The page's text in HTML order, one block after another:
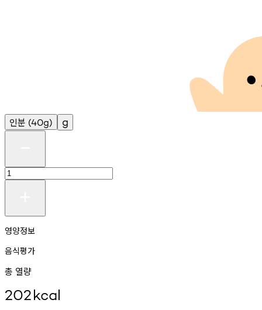
인분 (40g) g
영양정보
음식평가
총 열량
202kcal